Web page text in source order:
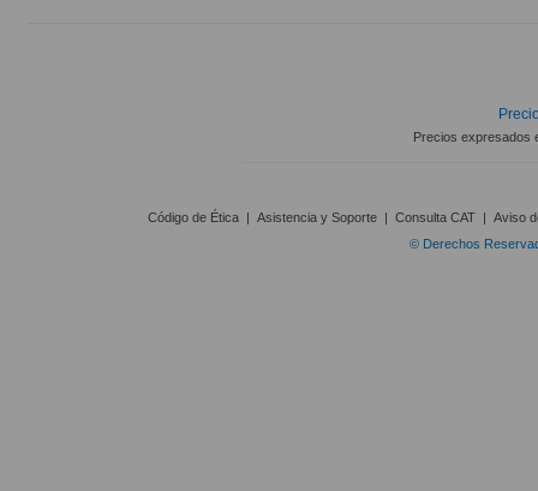
Precios expresados
Código de Ética | Asistencia y Soporte | Consulta CAT | Aviso
© Derechos